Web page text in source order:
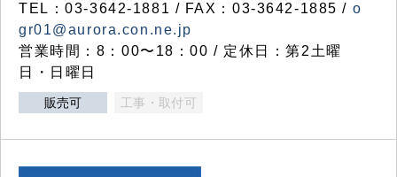
TEL：03-3642-1881 / FAX：03-3642-1885 / o
gr01@aurora.con.ne.jp
営業時間：8：00〜18：00 / 定休日：第2土曜
日・日曜日
販売可 工事・取付可